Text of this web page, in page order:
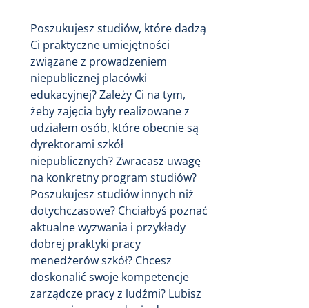
Poszukujesz studiów, które dadzą
Ci praktyczne umiejętności
związane z prowadzeniem
niepublicznej placówki
edukacyjnej? Zależy Ci na tym,
żeby zajęcia były realizowane z
udziałem osób, które obecnie są
dyrektorami szkół
niepublicznych? Zwracasz uwagę
na konkretny program studiów?
Poszukujesz studiów innych niż
dotychczasowe? Chciałbyś poznać
aktualne wyzwania i przykłady
dobrej praktyki pracy
menedżerów szkół? Chcesz
doskonalić swoje kompetencje
zarządcze pracy z ludźmi? Lubisz